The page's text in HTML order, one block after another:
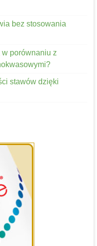
bez stosowania
porównaniu z
stawów dzięki